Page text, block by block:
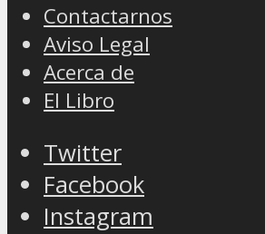
Contactarnos
Aviso Legal
Acerca de
El Libro
Twitter
Facebook
Instagram